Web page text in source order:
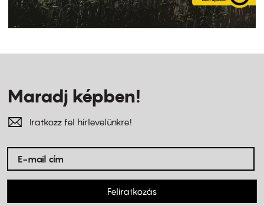
Maradj képben!
Iratkozz fel hírlevelünkre!
Feliratkozás